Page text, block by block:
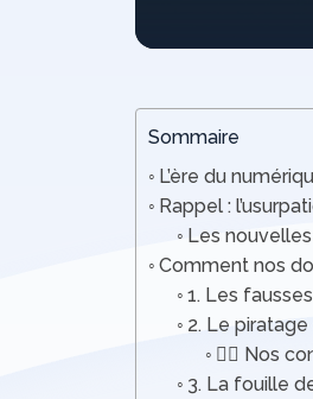
Sommaire
L’ère du
Rappel :
Les nouvelles
Comment nos
1. Les
2. Le
💁‍♂️ Nos
3. La fouille